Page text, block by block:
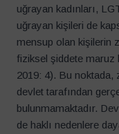
uğrayan kadınları,
uğrayan kişileri de
mensup olan kişilerin
fiziksel şiddete maruz
2019: 4). Bu noktada,
devlet tarafından
bulunmamaktadır.
de haklı nedenlere